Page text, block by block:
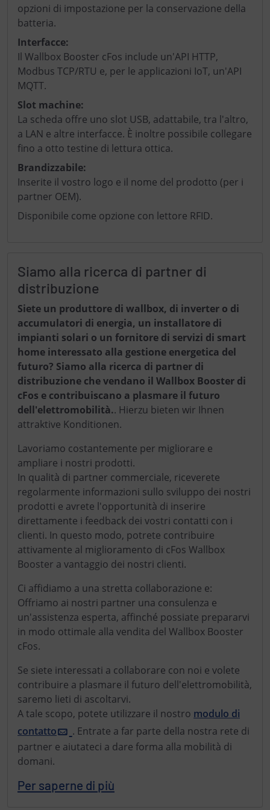
opzioni di impostazione per la conservazione della
batteria.
Interfacce:
Il Wallbox Booster cFos include un'API HTTP,
Modbus TCP/RTU e, per le applicazioni IoT, un'API
MQTT.
Slot machine:
La scheda offre uno slot USB, adattabile, tra l'altro,
a LAN e altre interfacce. È inoltre possibile collegare
fino a otto testine di lettura ottica.
Brandizzabile:
Inserite il vostro logo e il nome del prodotto (per i
partner OEM).
Disponibile come opzione con lettore RFID.
Siamo alla ricerca di partner di
distribuzione
Siete un produttore di wallbox, di inverter o di
accumulatori di energia, un installatore di
impianti solari o un fornitore di servizi di smart
home interessato alla gestione energetica del
futuro? Siamo alla ricerca di partner di
distribuzione che vendano il Wallbox Booster di
cFos e contribuiscano a plasmare il futuro
dell'elettromobilità.. Hierzu bieten wir Ihnen
attraktive Konditionen.
Lavoriamo costantemente per migliorare e
ampliare i nostri prodotti.
In qualità di partner commerciale, riceverete
regolarmente informazioni sullo sviluppo dei nostri
prodotti e avrete l'opportunità di inserire
direttamente i feedback dei vostri contatti con i
clienti. In questo modo, potrete contribuire
attivamente al miglioramento di cFos Wallbox
Booster a vantaggio dei nostri clienti.
Ci affidiamo a una stretta collaborazione e:
Offriamo ai nostri partner una consulenza e
un'assistenza esperta, affinché possiate prepararvi
in modo ottimale alla vendita del Wallbox Booster
cFos.
Se siete interessati a collaborare con noi e volete
contribuire a plasmare il futuro dell'elettromobilità,
saremo lieti di ascoltarvi.
A tale scopo, potete utilizzare il nostro modulo di
contatto
. Entrate a far parte della nostra rete di
partner e aiutateci a dare forma alla mobilità di
domani.
Per saperne di più